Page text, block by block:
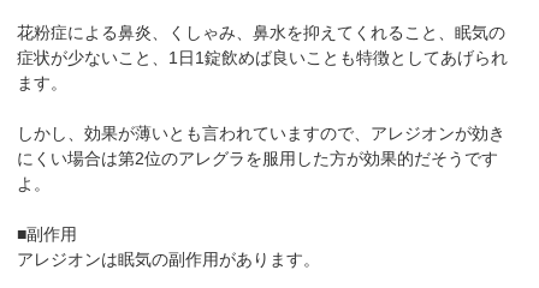
花粉症による鼻炎、くしゃみ、鼻水を抑えてくれること、眠気の
症状が少ないこと、1日1錠飲めば良いことも特徴としてあげられ
ます。
しかし、効果が薄いとも言われていますので、アレジオンが効き
にくい場合は第2位のアレグラを服用した方が効果的だそうです
よ。
■副作用
アレジオンは眠気の副作用があります。